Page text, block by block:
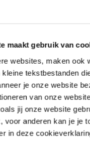
maakt gebruik van
websites, maken ook
tekstbestanden
je onze website
van onze
jij onze website
voor anderen kan je je
in deze